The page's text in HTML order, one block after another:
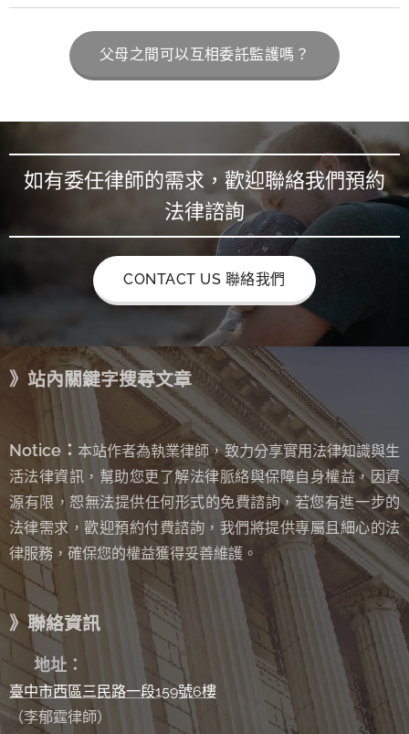
父母之間可以互相委託監護嗎？
如有委任律師的需求，歡迎聯絡我們預約
法律諮詢
CONTACT US 聯絡我們
》站內關鍵字搜尋文章
Notice： 本站作者為執業律師，致力分享實用法律知識與生
活法律資訊，幫助您更了解法律脈絡與保障自身權益，因資
源有限，恕無法提供任何形式的免費諮詢， 若您有進一步的
法律需求，歡迎預約付費諮詢，我們將提供專屬且細心的法
律服務，確保您的權益獲得妥善維護。
》聯絡資訊
地址：
臺中市西區三民路一段159號6樓
（李郁霆律師）